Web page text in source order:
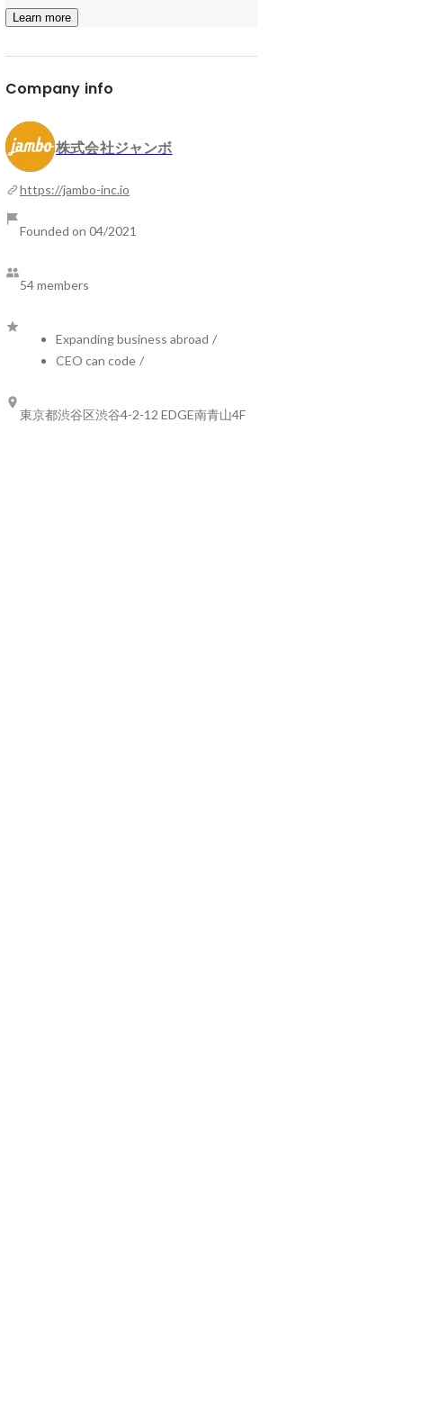
Learn more
Company info
株式会社ジャンボ
https://jambo-inc.io
Founded on 04/2021
54 members
Expanding business abroad /
CEO can code /
東京都渋谷区渋谷4-2-12 EDGE南青山4F